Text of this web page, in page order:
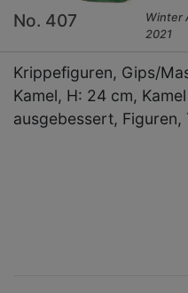
No. 407
Winter
2021
Krippefiguren, Gips/
Kamel, H: 24 cm,
ausgebessert, Figuren,